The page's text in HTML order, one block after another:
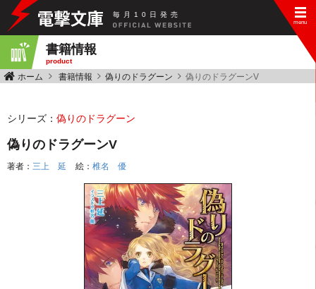
毎 月 10 日 発 売
書籍情報
product
ホーム 書籍情報 偽りのドラグーン 偽りのドラグーンV
シリーズ： 偽りのドラグーン
偽りのドラグーンV
著者： 三上 延 絵： 椎名 優